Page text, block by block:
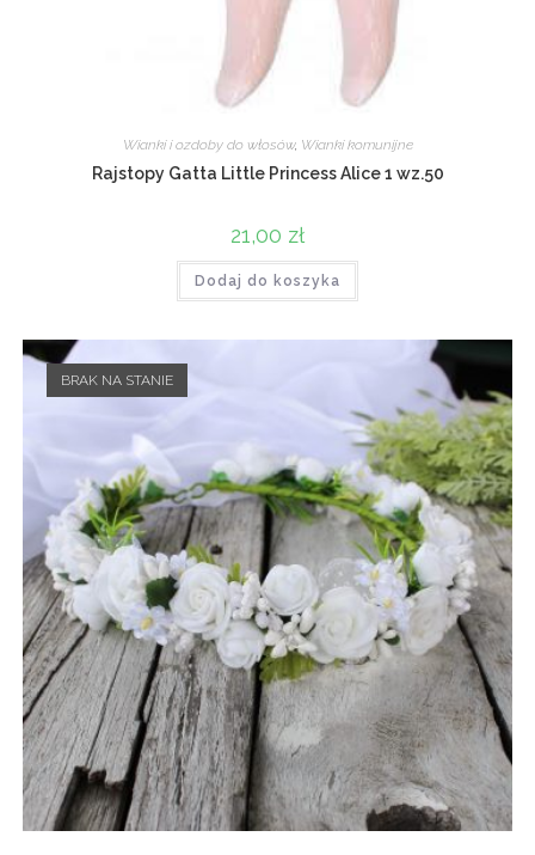
Wianki i ozdoby do włosów, Wianki komunijne
Rajstopy Gatta Little Princess Alice 1 wz.50
21,00 zł
Dodaj do koszyka
BRAK NA STANIE